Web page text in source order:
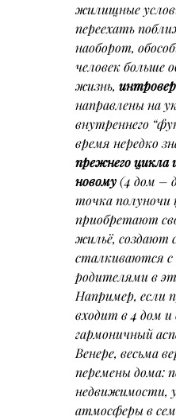
жилищные
переехать
наоборот,
человек больше
жизнь,
направлены на
внутреннего
время нередко
прежнего цикла
новому (4 дом –
точка полуночи
приобретают
жильё, создают
сталкиваются с
родителями в
Например, если
входит в 4 дом и
гармоничный
Венере, весьма
перемены дома:
недвижимости,
атмосферы в